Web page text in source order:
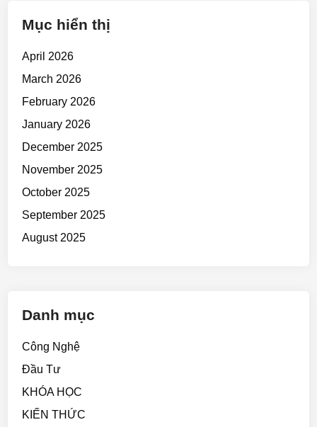
Mục hiển thị
April 2026
March 2026
February 2026
January 2026
December 2025
November 2025
October 2025
September 2025
August 2025
Danh mục
Công Nghệ
Đầu Tư
KHÓA HỌC
KIẾN THỨC